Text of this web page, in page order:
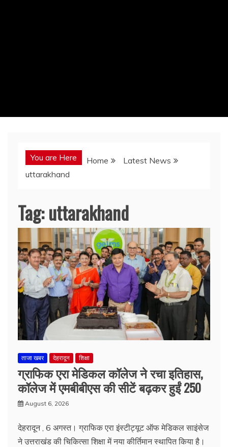
You are Here Home
Latest News
uttarakhand
Tag:uttarakhand
ताजा खबर देहरादून शिक्षा
ग्राफिक एरा मेडिकल कॉलेज ने रचा इतिहास,
कॉलेज में एमबीबीएस की सीटें बढ़कर हुईं 250
August 6, 2026
देहरादून , 6 अगस्त। ग्राफिक एरा इंस्टीट्यूट ऑफ मेडिकल साइंसेज
ने उत्तराखंड की चिकित्सा शिक्षा में नया कीर्तिमान स्थापित किया है।